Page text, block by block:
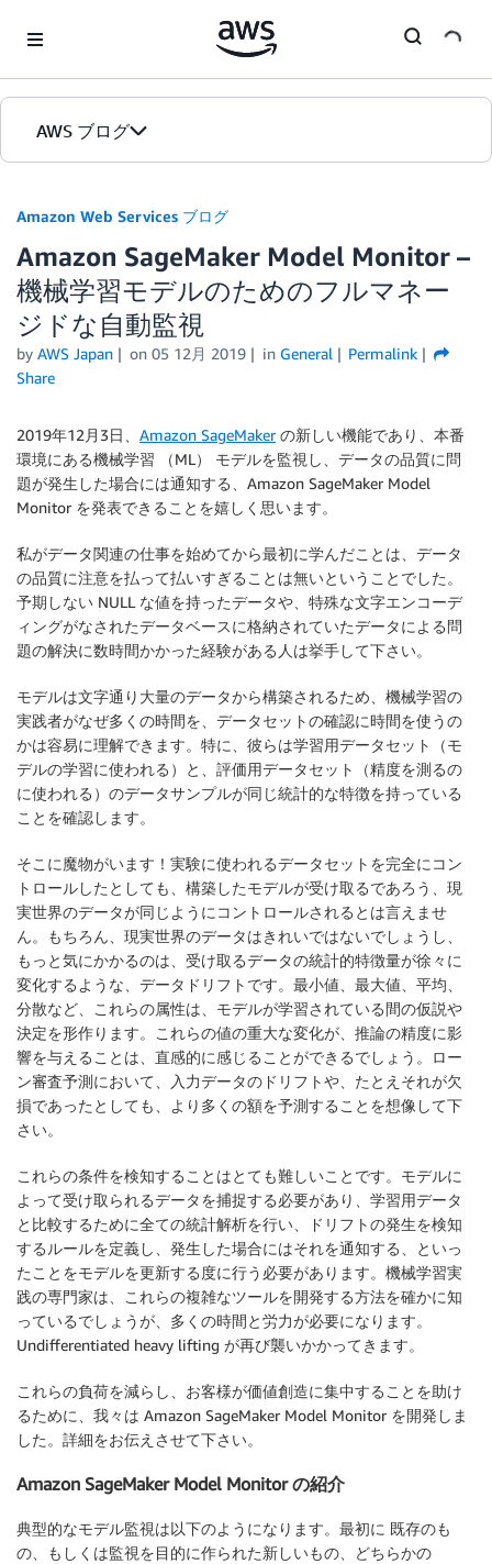
AWS ブログ
カテゴリ
エディション
Amazon Web Services ブログ
Amazon SageMaker Model Monitor –
機械学習モデルのためのフルマネー
ジドな自動監視
by AWS Japan on 05 12月 2019 in General
Permalink
Share
2019年12月3日、 Amazon SageMakerの新しい機能であり、本番
環境にある機械学習 （ML） モデルを監視し、データの品質に問
題が発生した場合には通知する、Amazon SageMaker Model
Monitor を発表できることを嬉しく思います。
私がデータ関連の仕事を始めてから最初に学んだことは、データ
の品質に注意を払って払いすぎることは無いということでした。
予期しない NULL な値を持ったデータや、特殊な文字エンコーデ
ィングがなされたデータベースに格納されていたデータによる問
題の解決に数時間かかった経験がある人は挙手して下さい。
モデルは文字通り大量のデータから構築されるため、機械学習の
実践者がなぜ多くの時間を、データセットの確認に時間を使うの
かは容易に理解できます。特に、彼らは学習用データセット（モ
デルの学習に使われる）と、評価用データセット（精度を測るの
に使われる）のデータサンプルが同じ統計的な特徴を持っている
ことを確認します。
そこに魔物がいます！実験に使われるデータセットを完全にコン
トロールしたとしても、構築したモデルが受け取るであろう、現
実世界のデータが同じようにコントロールされるとは言えませ
ん。もちろん、現実世界のデータはきれいではないでしょうし、
もっと気にかかるのは、受け取るデータの統計的特徴量が徐々に
変化するような、データドリフトです。最小値、最大値、平均、
分散など、これらの属性は、モデルが学習されている間の仮説や
決定を形作ります。これらの値の重大な変化が、推論の精度に影
響を与えることは、直感的に感じることができるでしょう。ロー
ン審査予測において、入力データのドリフトや、たとえそれが欠
損であったとしても、より多くの額を予測することを想像して下
さい。
これらの条件を検知することはとても難しいことです。モデルに
よって受け取られるデータを捕捉する必要があり、学習用データ
と比較するために全ての統計解析を行い、ドリフトの発生を検知
するルールを定義し、発生した場合にはそれを通知する、といっ
たことをモデルを更新する度に行う必要があります。機械学習実
践の専門家は、これらの複雑なツールを開発する方法を確かに知
っているでしょうが、多くの時間と労力が必要になります。
Undifferentiated heavy lifting が再び襲いかかってきます。
これらの負荷を減らし、お客様が価値創造に集中することを助け
るために、我々は Amazon SageMaker Model Monitor を開発しま
した。詳細をお伝えさせて下さい。
Amazon SageMaker Model Monitor の紹介
典型的なモデル監視は以下のようになります。最初に 既存のも
の、もしくは監視を目的に作られた新しいもの、どちらかの